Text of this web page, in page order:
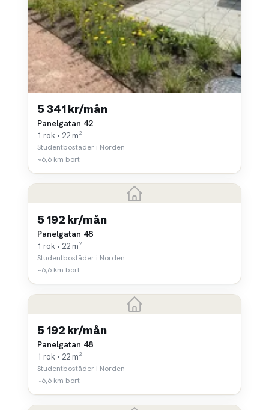
5 341 kr/mån
Panelgatan 42
1 rok • 22 m²
Studentbostäder i Norden
~6,6 km bort
5 192 kr/mån
Panelgatan 48
1 rok • 22 m²
Studentbostäder i Norden
~6,6 km bort
5 192 kr/mån
Panelgatan 48
1 rok • 22 m²
Studentbostäder i Norden
~6,6 km bort